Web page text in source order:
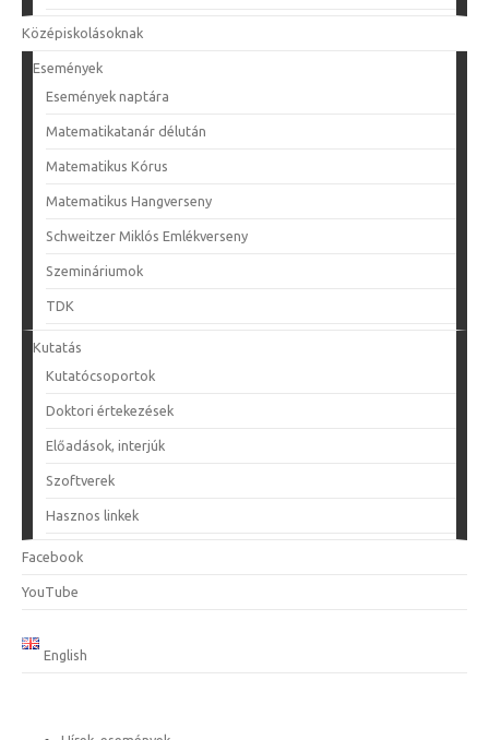
Középiskolásoknak
Események
Események naptára
Matematikatanár délután
Matematikus Kórus
Matematikus Hangverseny
Schweitzer Miklós Emlékverseny
Szemináriumok
TDK
Kutatás
Kutatócsoportok
Doktori értekezések
Előadások, interjúk
Szoftverek
Hasznos linkek
Facebook
YouTube
English